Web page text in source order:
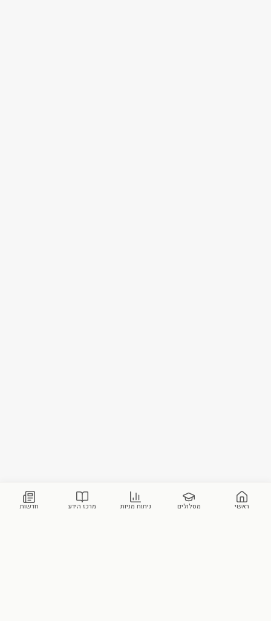
ראשי מסלולים ניתוח מניות מרכז הידע חדשות